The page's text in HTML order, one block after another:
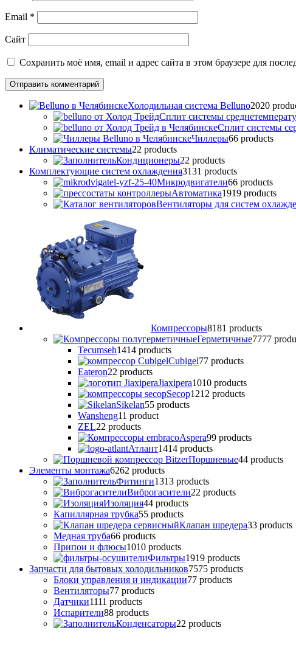
Email *
Сайт
Сохранить моё имя, email и адрес сайта в этом браузере для
Холодильная система Belluno2020
Сплит системы
Сплит системы
Чиллеры66 products
Климатические системы22 products
Кондиционеры22 products
Комплектующие систем охлаждения3131 products
Микродвигатели66 products
Автоматика1919 products
Вентиляторы для систем
Компрессоры8181 products
Герметичные7777
Tecumseh1414 products
Cubigel77 products
Eateron22 products
Jiaxipera1010 products
Secop1212 products
Sikelan55 products
Wansheng11 product
ZEL22 products
Аspera99 products
Атлант1414 products
Поршневые44 products
Элементы монтажа6262 products
Фитинги1313 products
Виброгасители22 products
Изоляция44 products
Капиллярная трубка55 products
Клапан шредера33 products
Медная труба66 products
Припои и флюсы1010 products
Фильтры1919 products
Запчасти для бытовых холодильников7575 products
Блоки управления и индикации77 products
Вентиляторы77 products
Датчики1111 products
Испарители88 products
Конденсаторы22 products